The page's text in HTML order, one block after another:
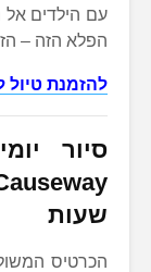
עם הילדים
הפלא הזה –
להזמנת טיול
שעות
הכרטיס